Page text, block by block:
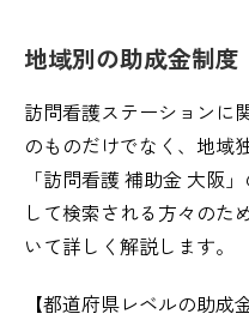
地域別の助成金制度
訪問看護ステーションに
のものだけでなく、地域
「訪問看護 補助金 大阪
して検索される方々のた
いて詳しく解説します。
【都道府県レベルの助成